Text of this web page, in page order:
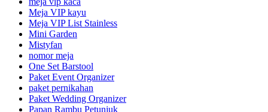
Meja VIP kayu
Meja VIP List Stainless
Mini Garden
Mistyfan
nomor meja
One Set Barstool
Paket Event Organizer
paket pernikahan
Paket Wedding Organizer
Papan Rambu Petunjuk